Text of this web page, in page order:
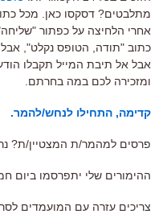
מתלבטים? דסקסו כאן. מכל
אחרי הלחיצה על כפתור
כתוב "תודה, הטופס נקלט",
אבל אל תיבת המייל תקבלו
ומזכירה לכם במה בחרתם.
קדימה, התחילו לנחש/להמר.
פרסים למהמר/ת המצטיין/ת?
ההימורים שלי יתפרסמו ביום
צריכים עזרה עם המועמדים